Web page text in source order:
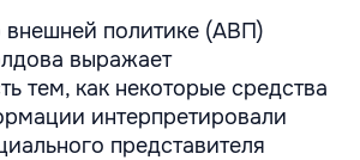
политике (АВП)
выражает
тем, как некоторые средства
интерпретировали
представителя